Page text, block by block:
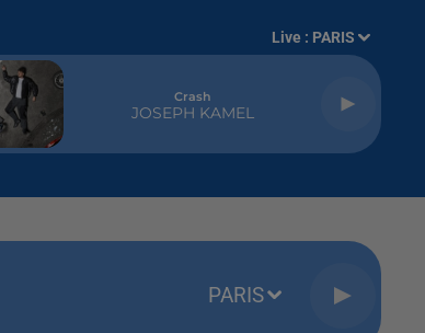
Live : PARIS
Crash
JOSEPH KAMEL
PARIS